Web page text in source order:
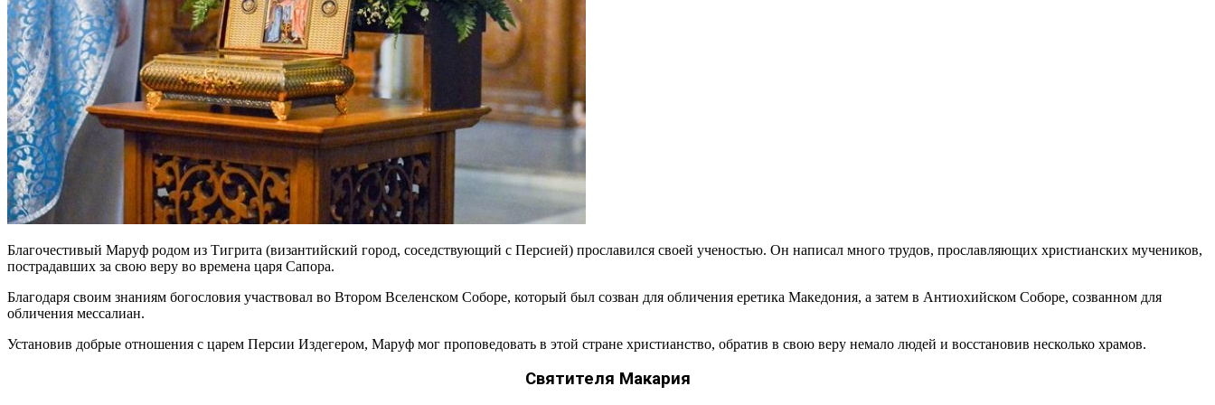
Благочестивый Маруф родом из Тигрита (византийский город, соседствующий с Персией) прославился своей ученостью. Он написал много трудов, прославляющих христианских мучеников,
пострадавших за свою веру во времена царя Сапора.
Благодаря своим знаниям богословия участвовал во Втором Вселенском Соборе, который был созван для обличения еретика Македония, а затем в Антиохийском Соборе, созванном для
обличения мессалиан.
Установив добрые отношения с царем Персии Издегером, Маруф мог проповедовать в этой стране христианство, обратив в свою веру немало людей и восстановив несколько храмов.
Святителя Макария